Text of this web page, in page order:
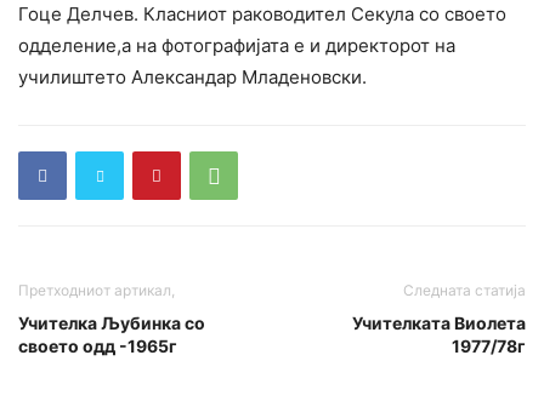
Гоце Делчев. Класниот раководител Секула со своето
одделение,а на фотографијата е и директорот на
училиштето Александар Младеновски.
Претходниот артикал,
Учителка Љубинка со
своето одд -1965г
Следната статија
Учителката Виолета
1977/78г